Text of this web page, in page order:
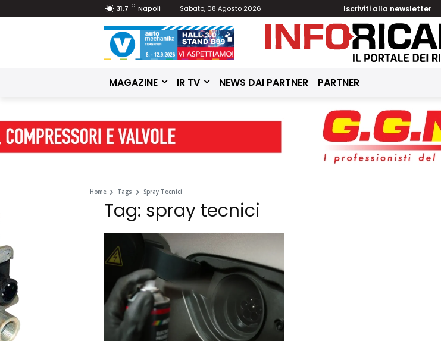
31.7 C Napoli Sabato, 08 Agosto 2026 Iscriviti alla newsletter
MAGAZINE IR TV NEWS DAI PARTNER PARTNER
Home Tags Spray Tecnici
Tag: spray tecnici